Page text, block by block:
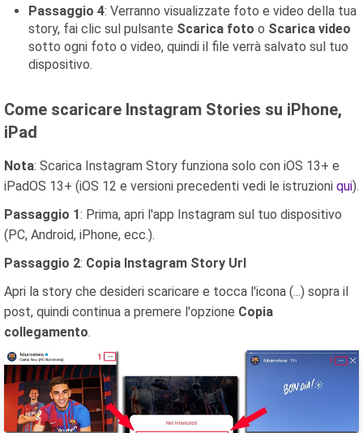
Passaggio 4: Verranno visualizzate foto e video della tua
story, fai clic sul pulsante Scarica foto o Scarica video
sotto ogni foto o video, quindi il file verrà salvato sul tuo
dispositivo.
Come scaricare Instagram Stories su iPhone,
iPad
Nota: Scarica Instagram Story funziona solo con iOS 13+ e
iPadOS 13+ (iOS 12 e versioni precedenti vedi le istruzioni qui).
Passaggio 1: Prima, apri l'app Instagram sul tuo dispositivo
(PC, Android, iPhone, ecc.).
Passaggio 2: Copia Instagram Story Url
Apri la story che desideri scaricare e tocca l'icona (...) sopra il
post, quindi continua a premere l'opzione Copia
collegamento.